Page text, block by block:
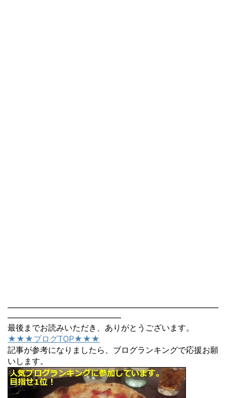
――――――――――――――――――――――――――
――――――――――――――
最後までお読みいただき、ありがとうございます。
★★★ブログTOP★★★
記事が参考になりましたら、ブログランキングで応援お願
いします。